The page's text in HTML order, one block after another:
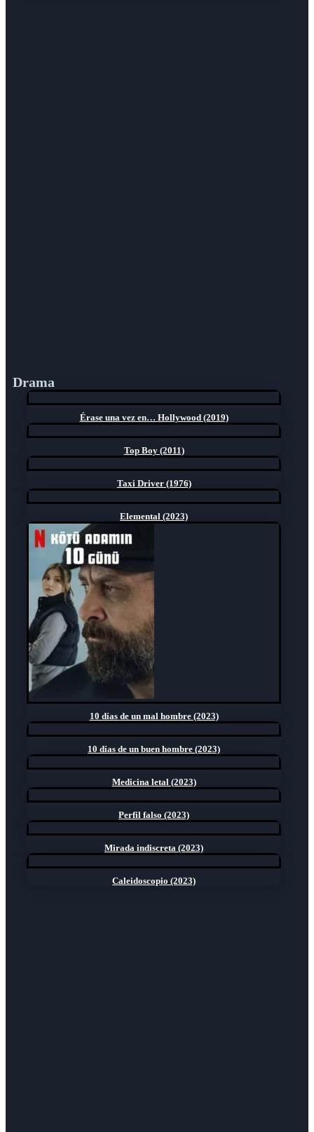
Drama
Érase una vez en… Hollywood (2019)
Top Boy (2011)
Taxi Driver (1976)
Elemental (2023)
10 días de un mal hombre (2023)
10 días de un buen hombre (2023)
Medicina letal (2023)
Perfil falso (2023)
Mirada indiscreta (2023)
Caleidoscopio (2023)